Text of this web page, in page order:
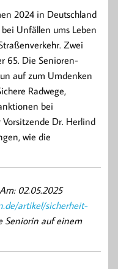
2024 in Deutschland
Unfällen ums Leben
Zwei
65. Die Senioren-
auf zum Umdenken
Radwege,
bei
Dr. Herlind
wie die
Am: 02.05.2025
artikel/sicherheit-
Seniorin auf einem